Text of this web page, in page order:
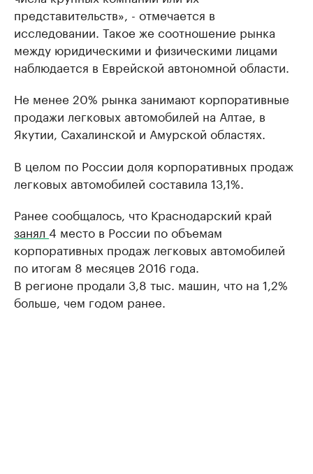
представительств», - отмечается в
исследовании. Такое же соотношение рынка
между юридическими и физическими лицами
наблюдается в Еврейской автономной области.
Не менее 20% рынка занимают корпоративные
продажи легковых автомобилей на Алтае, в
Якутии, Сахалинской и Амурской областях.
В целом по России доля корпоративных продаж
легковых автомобилей составила 13,1%.
Ранее сообщалось, что Краснодарский край
занял 4 место в России по объемам
корпоративных продаж легковых автомобилей
по итогам 8 месяцев 2016 года.
В регионе продали 3,8 тыс. машин, что на 1,2%
больше, чем годом ранее.